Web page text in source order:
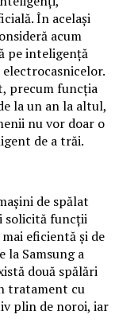
În același
acum
pe inteligență
precum funcția
la un an la altul,
nu vor doar o
de a trăi.
de spălat
solicită funcții
eficientă și de
la Samsung a
două spălări
tratament cu
plin de noroi, iar